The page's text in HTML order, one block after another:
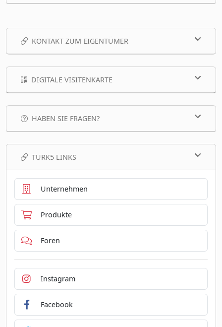
KONTAKT ZUM EIGENTÜMER
DIGITALE VISITENKARTE
HABEN SIE FRAGEN?
TURK5 LINKS
Unternehmen
Produkte
Foren
Instagram
Facebook